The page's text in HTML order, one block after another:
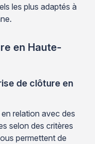
les plus adaptés à
en Haute-
de clôture en
relation avec des
selon des critères
permettent de